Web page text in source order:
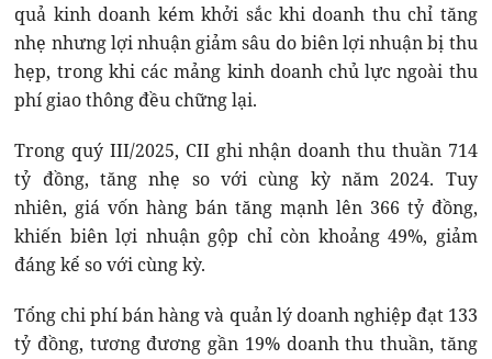
quả kinh doanh kém khởi sắc khi doanh thu chỉ tăng
nhẹ nhưng lợi nhuận giảm sâu do biên lợi nhuận bị thu
hẹp, trong khi các mảng kinh doanh chủ lực ngoài thu
phí giao thông đều chững lại.
Trong quý III/2025, CII ghi nhận doanh thu thuần 714
tỷ đồng, tăng nhẹ so với cùng kỳ năm 2024. Tuy
nhiên, giá vốn hàng bán tăng mạnh lên 366 tỷ đồng,
khiến biên lợi nhuận gộp chỉ còn khoảng 49%, giảm
đáng kể so với cùng kỳ.
Tổng chi phí bán hàng và quản lý doanh nghiệp đạt 133
tỷ đồng, tương đương gần 19% doanh thu thuần, tăng